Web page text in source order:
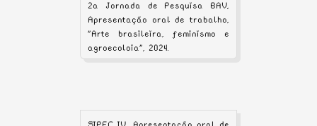
2a Jornada de Pesquisa BAV,
Apresentação oral de trabalho,
"Arte brasileira, feminismo e
agroecoloia", 2024.